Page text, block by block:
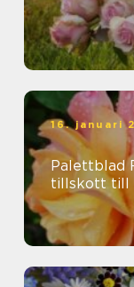
16. januari
Palettblad
tillskott till